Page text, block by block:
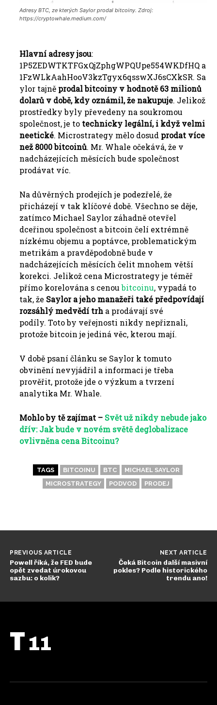
Adresy BTC, ze kterých Saylor prodal bitcoiny. Zdroj:
https://cryptowhale.medium.com/
Hlavní adresy jsou:
1P5ZEDWTKTFGxQjZphgWPQUpe554WKDfHQ a
1FzWLkAahHooV3kzTgyx6qsswXJ6sCXkSR. Sa
ylor tajně prodal bitcoiny v hodnotě 63 milionů
dolarů v době, kdy oznámil, že nakupuje. Jelikož
prostředky byly převedeny na soukromou
společnost, je to technicky legální, i když velmi
neetické. Microstrategy mělo dosud prodat více
než 8000 bitcoinů. Mr. Whale očekává, že v
nadcházejících měsících bude společnost
prodávat víc.
Na důvěrných prodejích je podezřelé, že
přicházejí v tak klíčové době. Všechno se děje,
zatímco Michael Saylor záhadně otevřel
dceřinou společnost a bitcoin čelí extrémně
nízkému objemu a poptávce, problematickým
metrikám a pravděpodobně bude v
nadcházejících měsících čelit mnohem větší
korekci. Jelikož cena Microstrategy je téměř
přímo korelována s cenoubitcoinu, vypadá to
tak, že Saylor a jeho manažeři také předpovídají
rozsáhlý medvědí trh a prodávají své
podíly. Toto by veřejnosti nikdy nepřiznali,
protože bitcoin je jediná věc, kterou mají.
V době psaní článku se Saylor k tomuto
obvinění nevyjádřil a informaci je třeba
prověřit, protože jde o výzkum a tvrzení
analytika Mr. Whale.
Mohlo by tě zajímat – Svět už nikdy nebude jako
dřív: Jak bude v novém světě deglobalizace
ovlivněna cena Bitcoinu?
TAGS BITCOINU BTC
MICHAEL SAYLOR
MICROSTRATEGY
PODVOD PRODEJ
PREVIOUS ARTICLE
Powell říká, že FED bude
opět zvedat úrokovou
sazbu: o kolik?
NEXT ARTICLE
Čeká Bitcoin další masivní
pokles? Podle historického
trendu ano!
T 11